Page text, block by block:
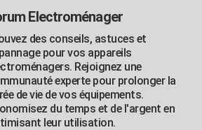
Electroménager
des conseils, astuces et
pour vos appareils
Rejoignez une
experte pour prolonger la
de vie de vos équipements.
du temps et de l'argent en
leur utilisation.